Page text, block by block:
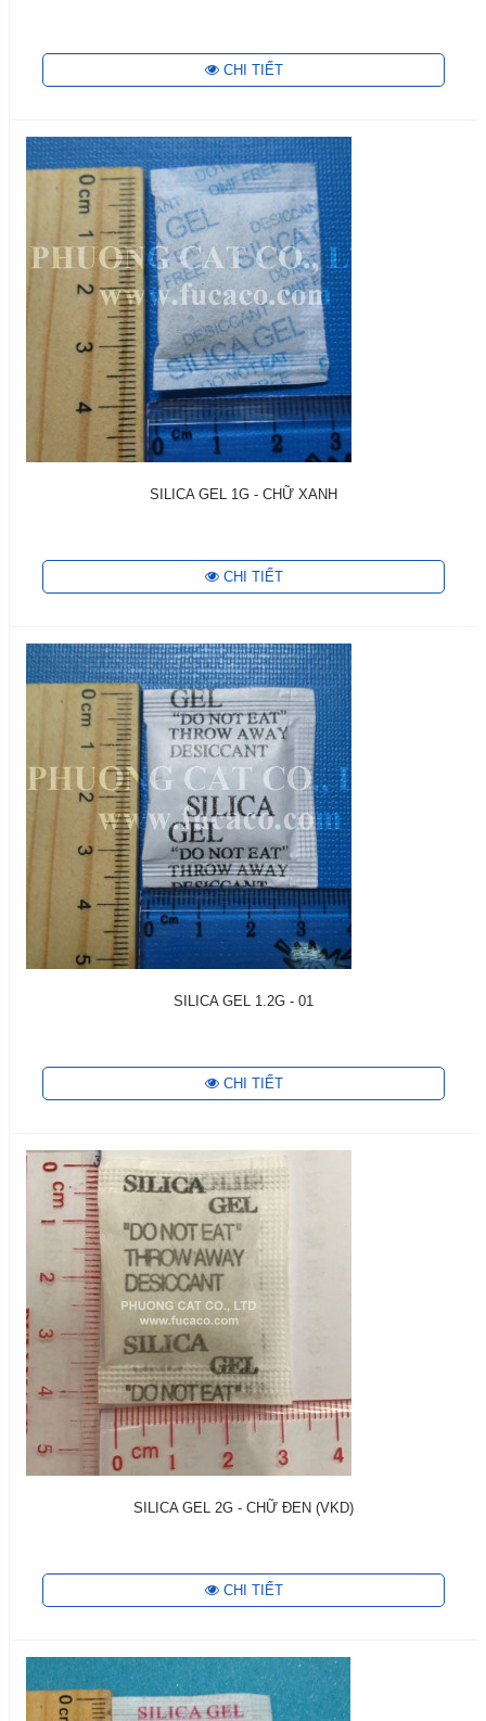
CHI TIẾT
SILICA GEL 1G - CHỮ XANH
CHI TIẾT
SILICA GEL 1.2G - 01
CHI TIẾT
SILICA GEL 2G - CHỮ ĐEN (VKD)
CHI TIẾT